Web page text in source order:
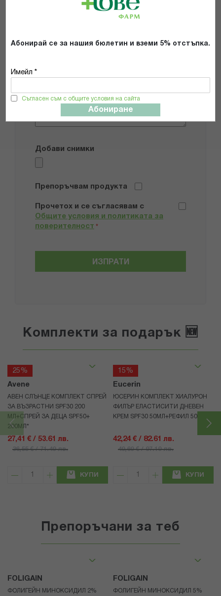
Абонирай се за нашия бюлетин и вземи 5% отстъпка.
Имейл *
Съгласен съм с общите условия на сайта
Абониране
Имейл адрес
Мнение
Добави снимки
Препоръчвам продукта
Прочетох и се съгласявам с
Общите условия и политиката за
поверителност *
ИЗПРАТИ
Комплекти за подарък 🆕
25%
Avene
АВЕН СЛЪНЦЕ КОМПЛЕКТ СПРЕЙ
ЗА ВЪЗРАСТНИ SPF30 200
МЛ+СПРЕЙ ЗА ДЕЦА SPF50+
200МЛ*
27,41 € / 53.61 лв.
36,55 € / 71.49 лв.
КУПИ
15%
Eucerin
ЮСЕРИН КОМПЛЕКТ ХИАЛУРОН
ФИЛЪР ЕЛАСТИСИТИ ДНЕВЕН
КРЕМ SPF30 50МЛ+РЕФИЛ 50МЛ
42,24 € / 82.61 лв.
49,69 € / 97.19 лв.
КУПИ
Препоръчани за теб
FOLIGAIN
ФОЛИГЕЙН МИНОКСИДИЛ 2%
FOLIGAIN
ФОЛИГЕЙН МИНОКСИДИЛ 5%